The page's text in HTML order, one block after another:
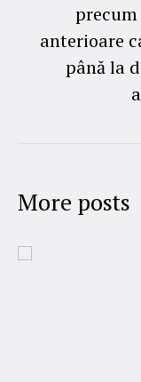
anterioare
până la
More posts